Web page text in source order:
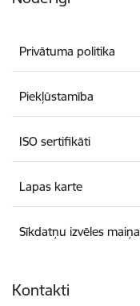
Privātuma politika
Piekļūstamība
ISO sertifikāti
Lapas karte
Sīkdatņu izvēles maiņa
Kontakti